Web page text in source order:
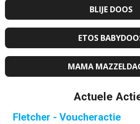
BLIJE DOOS
ETOS
MAMA
Actuele
Fletcher - Voucheractie